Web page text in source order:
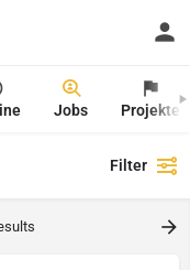
Jobs Projekte
Filter